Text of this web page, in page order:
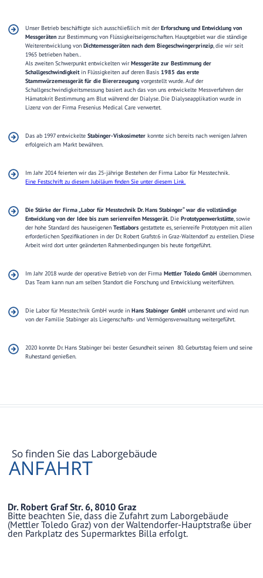
Unser Betrieb beschäftigte sich ausschließlich mit derErforschung und Entwicklung von
Messgeräten zur Bestimmung von Flüssigkeitseigenschaften. Hauptgebiet war die ständige
Weiterentwicklung vonDichtemessgeräten nach dem Biegeschwingerprinzip, die wir seit
1965 betrieben haben..
Als zweiten Schwerpunkt entwickelten wirMessgeräte zur Bestimmung der
Schallgeschwindigkeitin Flüssigkeiten auf deren Basis 1985 das erste
Stammwürzemessgerät für die Biererzeugung vorgestellt wurde. Auf der
Schallgeschwindigkeitsmessung basiert auch das von uns entwickelte Messverfahren der
Hämatokrit Bestimmung am Blut während der Dialyse. Die Dialyseapplikation wurde in
Lizenz von der Firma Fresenius Medical Care verwertet.
Das ab 1997 entwickelteStabinger-Viskosimeter konnte sich bereits nach wenigen Jahren
erfolgreich am Markt bewähren.
Im Jahr 2014 feierten wir das 25-jährige Bestehen der Firma Labor für Messtechnik.
Eine Festschrift zu diesem Jubiläum finden Sie unter diesem Link.
Die Stärke der Firma „Labor für Messtechnik Dr. Hans Stabinger“ war die vollständige
Entwicklung von der Idee bis zum serienreifen Messgerät. DiePrototypenwerkstätte, sowie
der hohe Standard des hauseigenenTestlabors gestattete es, serienreife Prototypen mit allen
erforderlichen Spezifikationen in der Dr. Robert Grafstr.6 in Graz-Waltendorf zu erstellen. Diese
Arbeit wird dort unter geänderten Rahmenbedingungen bis heute fortgeführt.
Im Jahr 2018 wurde der operative Betrieb von der FirmaMettler Toledo GmbH übernommen.
Das Team kann nun am selben Standort die Forschung und Entwicklung weiterführen.
Die Labor für Messtechnik GmbH wurde inHans Stabinger GmbH umbenannt und wird nun
von der Familie Stabinger als Liegenschafts- und Vermögensverwaltung weitergeführt.
2020 konnte Dr. Hans Stabinger bei bester Gesundheit seinen 80. Geburtstag feiern und seine
Ruhestand genießen.
So finden Sie das Laborgebäude
ANFAHRT
Dr. Robert Graf Str. 6, 8010 Graz
Bitte beachten Sie, dass die Zufahrt zum Laborgebäude
(Mettler Toledo Graz) von der Waltendorfer-Hauptstraße über
den Parkplatz des Supermarktes Billa erfolgt.